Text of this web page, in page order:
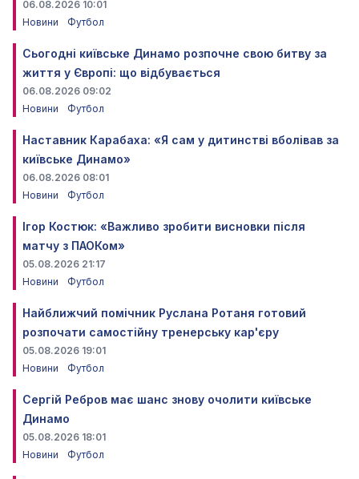
06.08.2026 10:01
Новини
Футбол
Сьогодні київське Динамо розпочне свою битву за
життя у Європі: що відбувається
06.08.2026 09:02
Новини
Футбол
Наставник Карабаха: «Я сам у дитинстві вболівав за
київське Динамо»
06.08.2026 08:01
Новини
Футбол
Ігор Костюк: «Важливо зробити висновки після
матчу з ПАОКом»
05.08.2026 21:17
Новини
Футбол
Найближчий помічник Руслана Ротаня готовий
розпочати самостійну тренерську кар'єру
05.08.2026 19:01
Новини
Футбол
Сергій Ребров має шанс знову очолити київське
Динамо
05.08.2026 18:01
Новини
Футбол